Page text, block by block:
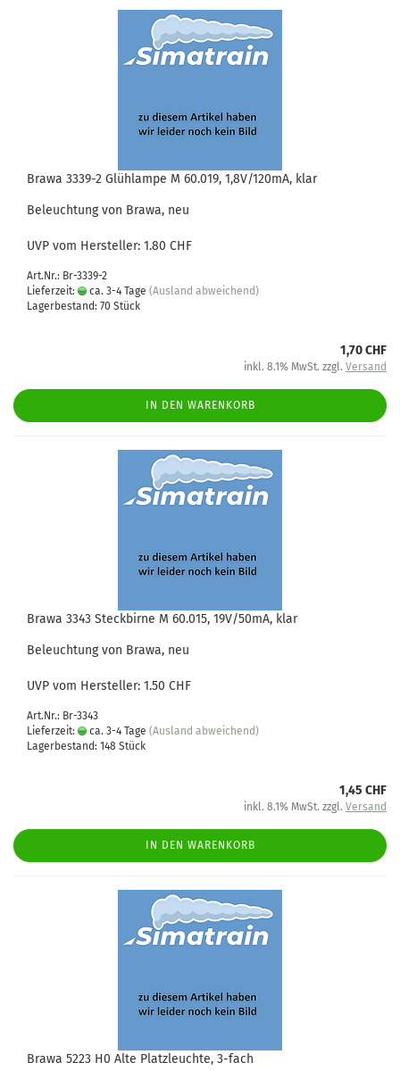
Brawa 3339-2 Glühlampe M 60.019, 1,8V/120mA, klar
Beleuchtung von Brawa, neu
UVP vom Hersteller: 1.80 CHF
Art.Nr.: Br-3339-2
Lieferzeit:
ca. 3-4 Tage (Ausland abweichend)
Lagerbestand: 70 Stück
1,70 CHF
inkl. 8.1% MwSt. zzgl. Versand
IN DEN WARENKORB
Brawa 3343 Steckbirne M 60.015, 19V/50mA, klar
Beleuchtung von Brawa, neu
UVP vom Hersteller: 1.50 CHF
Art.Nr.: Br-3343
Lieferzeit:
ca. 3-4 Tage (Ausland abweichend)
Lagerbestand: 148 Stück
1,45 CHF
inkl. 8.1% MwSt. zzgl. Versand
IN DEN WARENKORB
Brawa 5223 H0 Alte Platzleuchte, 3-fach